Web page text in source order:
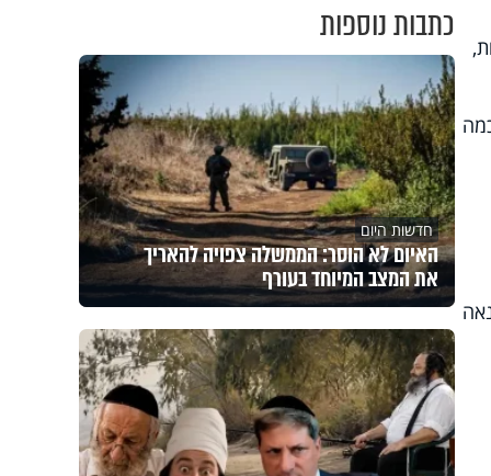
כתבות נוספות
חדשות היום
האיום לא הוסר: הממשלה צפויה להאריך
את המצב המיוחד בעורף